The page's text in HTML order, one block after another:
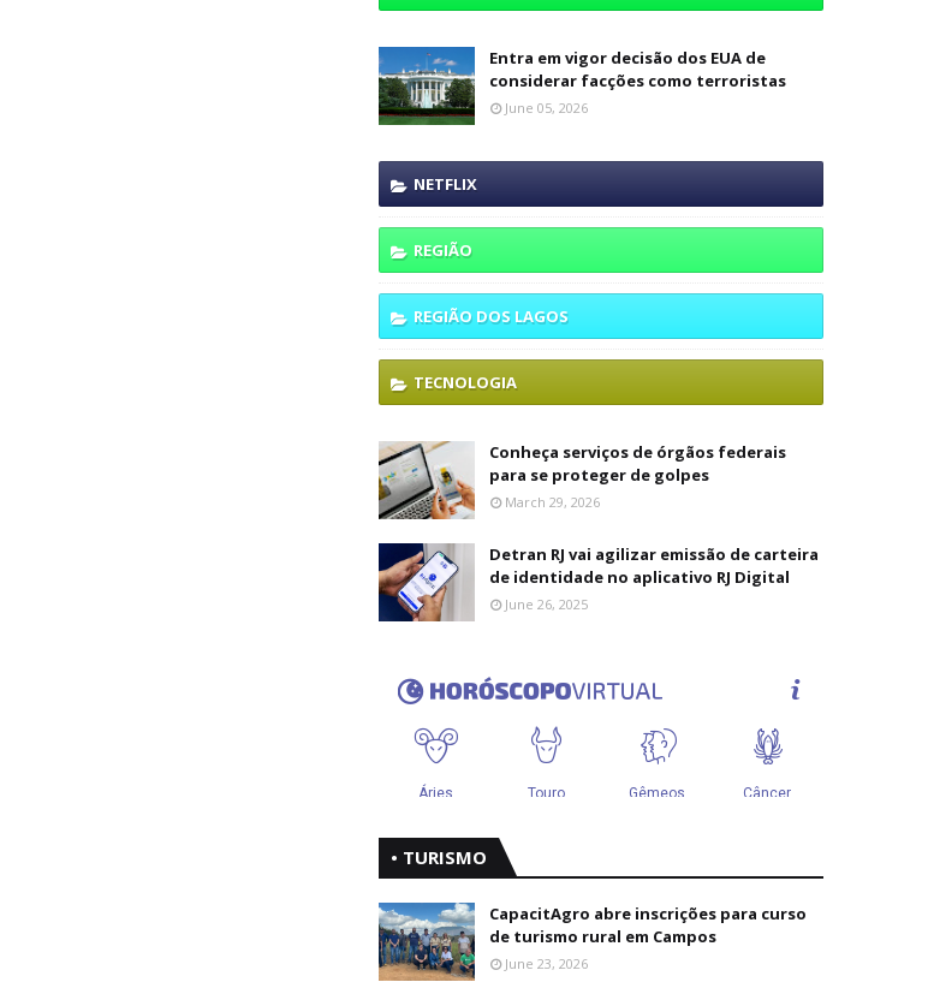
Entra em vigor decisão dos EUA de
considerar facções como terroristas
June 05, 2026
NETFLIX
REGIÃO
REGIÃO DOS LAGOS
TECNOLOGIA
Conheça serviços de órgãos federais
para se proteger de golpes
March 29, 2026
Detran RJ vai agilizar emissão de carteira
de identidade no aplicativo RJ Digital
June 26, 2025
• TURISMO
CapacitAgro abre inscrições para curso
de turismo rural em Campos
June 23, 2026